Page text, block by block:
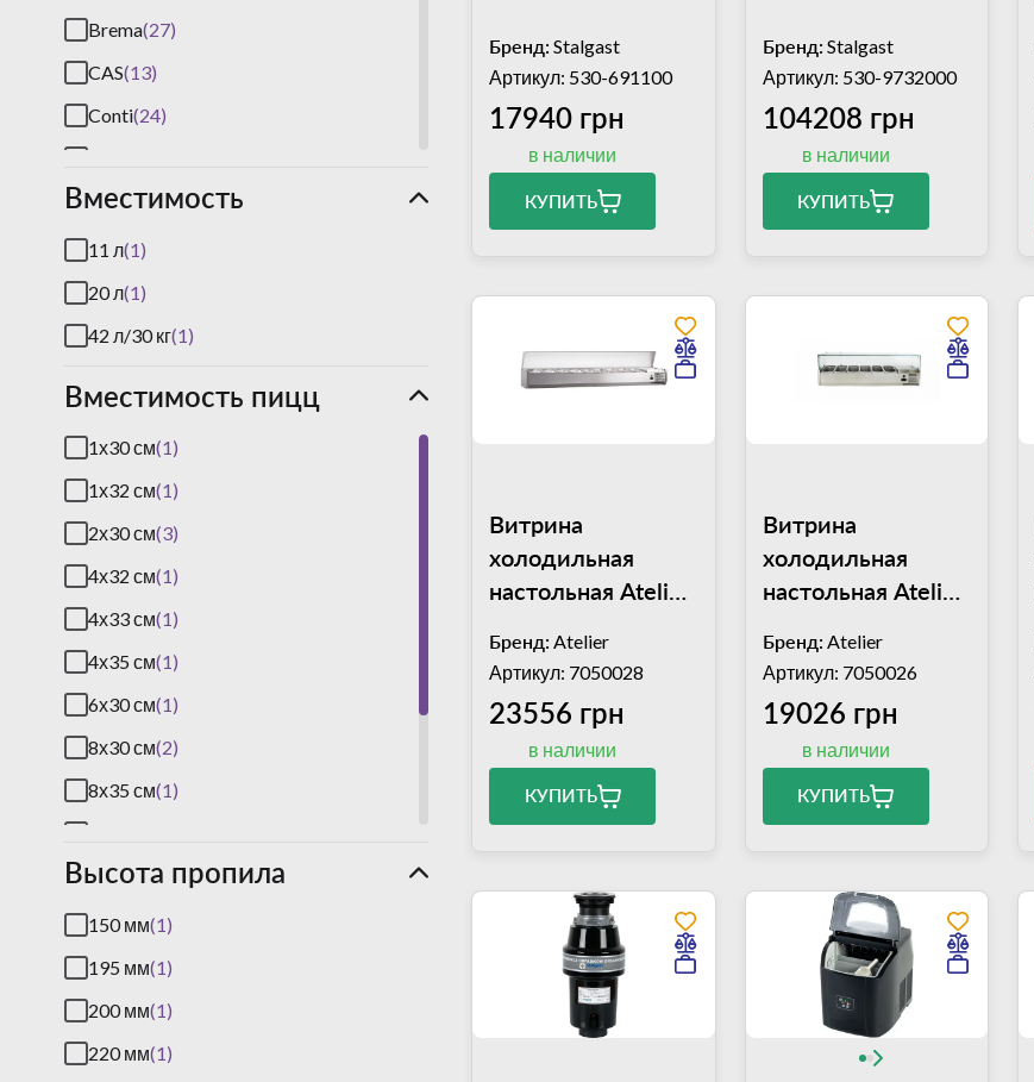
Brema(27)
CAS(13)
Conti(24)
DVA(4)
EWT Inox
Fama(27)
Fimar(79)
Gastromix(14)
Hamilton Beach
Helia Smoker
Hendi(27)
Imperia(22)
ItPizza(22)
JAU(8)
Josper(6)
Kogast(24)
Krupps (10)
Lainox(39)
Lavezzini(16)
Monolith(14)
Piron(9)
Вместимость
11 л(1)
20 л(1)
42 л/30 кг(1)
Вместимость пицц
1х30 см(1)
1х32 см(1)
2х30 см(3)
4х32 см(1)
4х33 см(1)
4х35 см(1)
6х30 см(1)
8х30 см(2)
8х35 см(1)
12х30 см (1)
12х33 см(1)
18х33 см(1)
Высота пропила
150 мм(1)
195 мм(1)
200 мм(1)
220 мм(1)
Бренд: Stalgast
Артикул: 530-691100
17940 грн
в наличии
КУПИТЬ
Бренд: Stalgast
Артикул: 530-9732000
104208 грн
в наличии
КУПИТЬ
Витрина
холодильная
настольная Atelier
VRX2000/330
Бренд: Atelier
Артикул: 7050028
23556 грн
в наличии
КУПИТЬ
Витрина
холодильная
настольная Atelier
VRX1400/330
Бренд: Atelier
Артикул: 7050026
19026 грн
в наличии
КУПИТЬ